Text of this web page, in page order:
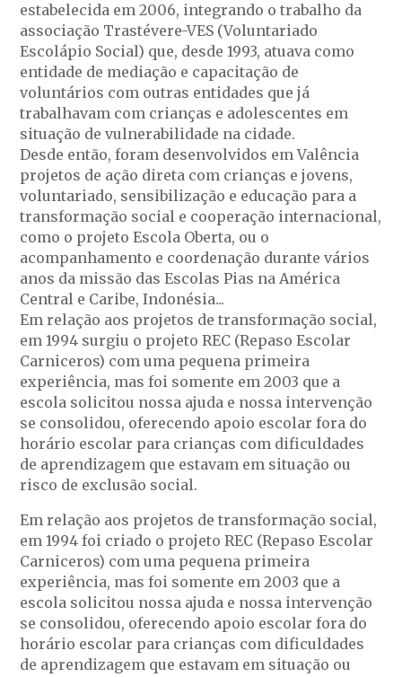
estabelecida em 2006, integrando o trabalho da
associação Trastévere-VES (Voluntariado
Escolápio Social) que, desde 1993, atuava como
entidade de mediação e capacitação de
voluntários com outras entidades que já
trabalhavam com crianças e adolescentes em
situação de vulnerabilidade na cidade.
Desde então, foram desenvolvidos em Valência
projetos de ação direta com crianças e jovens,
voluntariado, sensibilização e educação para a
transformação social e cooperação internacional,
como o projeto Escola Oberta, ou o
acompanhamento e coordenação durante vários
anos da missão das Escolas Pias na América
Central e Caribe, Indonésia...
Em relação aos projetos de transformação social,
em 1994 surgiu o projeto REC (Repaso Escolar
Carniceros) com uma pequena primeira
experiência, mas foi somente em 2003 que a
escola solicitou nossa ajuda e nossa intervenção
se consolidou, oferecendo apoio escolar fora do
horário escolar para crianças com dificuldades
de aprendizagem que estavam em situação ou
risco de exclusão social.
Em relação aos projetos de transformação social,
em 1994 foi criado o projeto REC (Repaso Escolar
Carniceros) com uma pequena primeira
experiência, mas foi somente em 2003 que a
escola solicitou nossa ajuda e nossa intervenção
se consolidou, oferecendo apoio escolar fora do
horário escolar para crianças com dificuldades
de aprendizagem que estavam em situação ou